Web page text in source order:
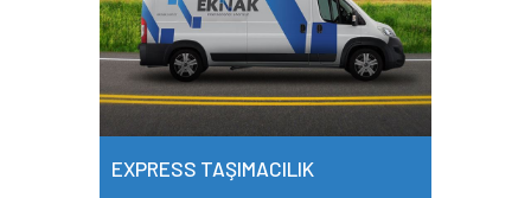
EXPRESS TAŞIMACILIK